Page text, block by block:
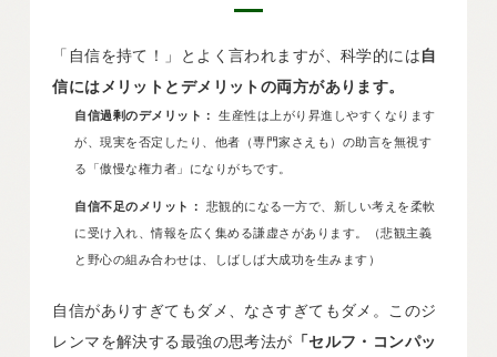
「自信を持て！」とよく言われますが、科学的には自
信にはメリットとデメリットの両方があります。
自信過剰のデメリット：
生産性は上がり昇進しやすくなります
が、現実を否定したり、他者（専門家さえも）の助言を無視す
る「傲慢な権力者」になりがちです。
自信不足のメリット：
悲観的になる一方で、新しい考えを柔軟
に受け入れ、情報を広く集める謙虚さがあります。（悲観主義
と野心の組み合わせは、しばしば大成功を生みます）
自信がありすぎてもダメ、なさすぎてもダメ。このジ
レンマを解決する最強の思考法が 「セルフ・コンパッ